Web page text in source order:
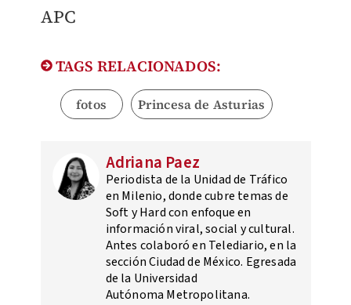
APC
TAGS RELACIONADOS:
fotos Princesa de Asturias
Adriana Paez
Periodista de la Unidad de Tráfico
en Milenio, donde cubre temas de
Soft y Hard con enfoque en
información viral, social y cultural.
Antes colaboró en Telediario, en la
sección Ciudad de México. Egresada
de la Universidad
Autónoma Metropolitana.